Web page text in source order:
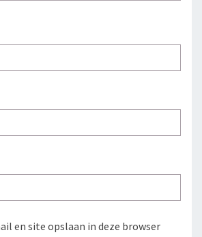
en site opslaan in deze browser